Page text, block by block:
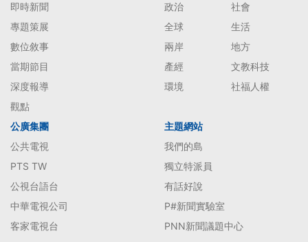
即時新聞
專題策展
數位敘事
當期節目
深度報導
觀點
政治
社會
全球
生活
兩岸
地方
產經
文教科技
環境
社福人權
公廣集團
公共電視
PTS TW
公視台語台
中華電視公司
客家電視台
主題網站
我們的島
獨立特派員
有話好說
P#新聞實驗室
PNN新聞議題中心